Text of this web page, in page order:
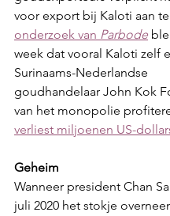
voor export bij Kaloti aan
onderzoek van Parbode
week dat vooral Kaloti zelf
Surinaams-Nederlandse
goudhandelaar John Kok
van het monopolie
verliest miljoenen US-
Geheim
Wanneer president Chan
juli 2020 het stokje